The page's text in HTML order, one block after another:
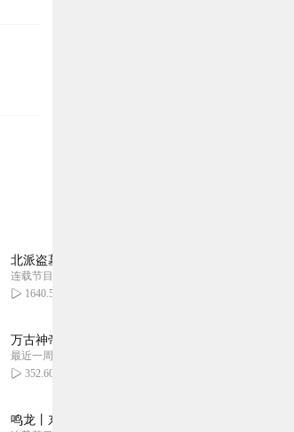
北派盗墓笔记丨头陀渊出品丨悬疑灵异丨摸金校尉
连载节目超四百集
1640.53万
万古神帝丨玄幻丨热血丨紫襟团队演播丨多人有声
最近一周更新
352.60万
鸣龙丨东方玄幻丨紫襟团队丨轻松搞笑丨多人有声